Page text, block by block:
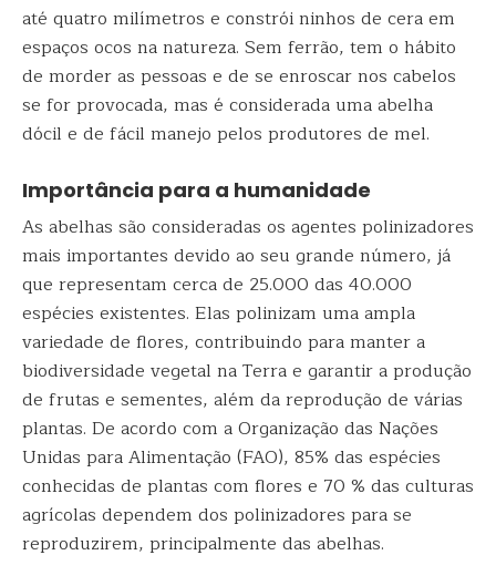
até quatro milímetros e constrói ninhos de cera em
espaços ocos na natureza. Sem ferrão, tem o hábito
de morder as pessoas e de se enroscar nos cabelos
se for provocada, mas é considerada uma abelha
dócil e de fácil manejo pelos produtores de mel.
Importância para a humanidade
As abelhas são consideradas os agentes polinizadores
mais importantes devido ao seu grande número, já
que representam cerca de 25.000 das 40.000
espécies existentes. Elas polinizam uma ampla
variedade de flores, contribuindo para manter a
biodiversidade vegetal na Terra e garantir a produção
de frutas e sementes, além da reprodução de várias
plantas. De acordo com a Organização das Nações
Unidas para Alimentação (FAO), 85% das espécies
conhecidas de plantas com flores e 70 % das culturas
agrícolas dependem dos polinizadores para se
reproduzirem, principalmente das abelhas.